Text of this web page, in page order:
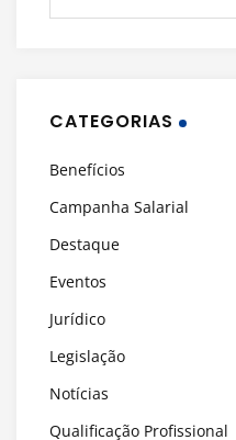
CATEGORIAS
Benefícios
Campanha Salarial
Destaque
Eventos
Jurídico
Legislação
Notícias
Qualificação Profissional